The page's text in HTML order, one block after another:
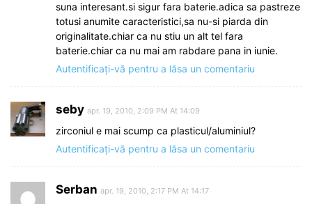
suna interesant.si sigur fara baterie.adica sa pastreze
totusi anumite caracteristici,sa nu-si piarda din
originalitate.chiar ca nu stiu un alt tel fara
baterie.chiar ca nu mai am rabdare pana in iunie.
Autentificați-vă pentru a lăsa un comentariu
seby apr. 19, 2010, 2:09 PM At 14:09
zirconiul e mai scump ca plasticul/aluminiul?
Autentificați-vă pentru a lăsa un comentariu
Serban apr. 19, 2010, 2:17 PM At 14:17